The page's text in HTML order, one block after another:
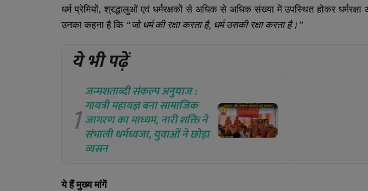
धर्म प्रेमियों, श्रद्धालुओं एवं धर्मरक्षकों से अधिक से अधिक संख्या में उपस्थित होकर धर्मरक्षा
उनका कहना है कि “जो धर्म की रक्षा करता है, धर्म उसकी रक्षा करता है।”
ये भी पढ़ें
1
जन्मशताब्दी संकल्प अनुयाज :
गायत्री महायज्ञ बना सामाजिक
जागरण का माध्यम, नारी शक्ति ने
संभाली धर्मध्वजा, युवाओं ने छोड़ा
व्यसन
ये हैं मुख्य मांगें